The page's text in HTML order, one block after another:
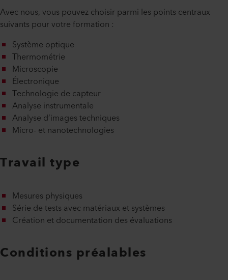
Avec nous, vous pouvez choisir parmi les points centraux
suivants pour votre formation :
Système optique
Thermométrie
Microscopie
Électronique
Technologie de capteur
Analyse instrumentale
Analyse d’images techniques
Micro- et nanotechnologies
Travail type
Mesures physiques
Série de tests avec matériaux et systèmes
Création et documentation des évaluations
Conditions préalables